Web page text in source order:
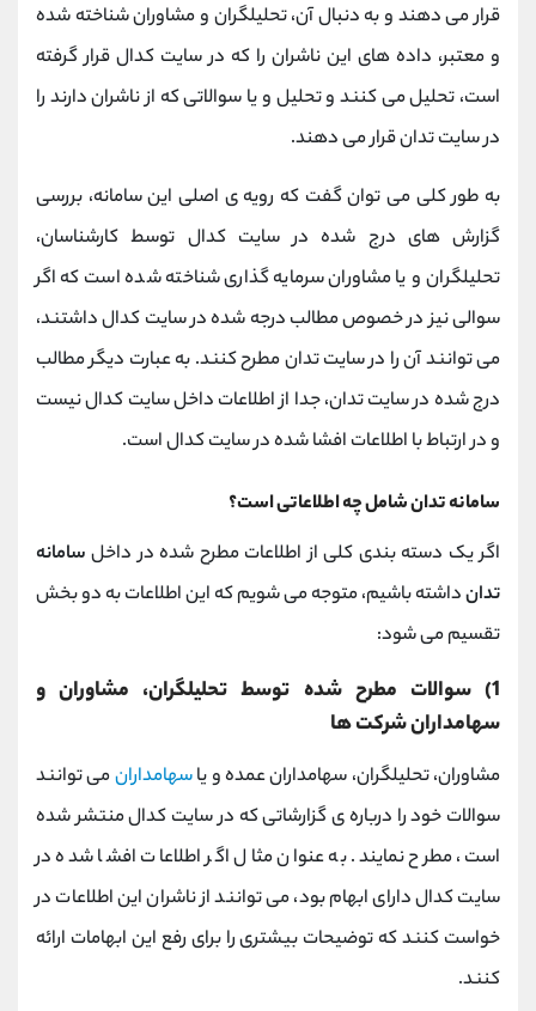
قرار می دهند و به دنبال آن، تحلیلگران و مشاوران شناخته شده
و معتبر، داده های این ناشران را که در سایت کدال قرار گرفته
است، تحلیل می کنند و تحلیل و یا سوالاتی که از ناشران دارند را
در سایت تدان قرار می دهند.
به طور کلی می توان گفت که رویه ی اصلی این سامانه، بررسی
گزارش های درج شده در سایت کدال توسط کارشناسان،
تحلیلگران و یا مشاوران سرمایه گذاری شناخته شده است که اگر
سوالی نیز در خصوص مطالب درجه شده در سایت کدال داشتند،
می توانند آن را در سایت تدان مطرح کنند. به عبارت دیگر مطالب
درج شده در سایت تدان، جدا از اطلاعات داخل سایت کدال نیست
و در ارتباط با اطلاعات افشا شده در سایت کدال است.
سامانه تدان شامل چه اطلاعاتی است؟
اگر یک دسته بندی کلی از اطلاعات مطرح شده در داخل سامانه
تدانداشته باشیم، متوجه می شویم که این اطلاعات به دو بخش
تقسیم می شود:
1) سوالات مطرح شده توسط تحلیلگران، مشاوران و
سهامداران شرکت ها
مشاوران، تحلیلگران، سهامداران عمده و یاسهامدارانمی توانند
سوالات خود را درباره ی گزارشاتی که در سایت کدال منتشر شده
است، مطرح نمایند. به عنوان مثال اگر اطلاعات افشا شده در
سایت کدال دارای ابهام بود، می توانند از ناشران این اطلاعات در
خواست کنند که توضیحات بیشتری را برای رفع این ابهامات ارائه
کنند.